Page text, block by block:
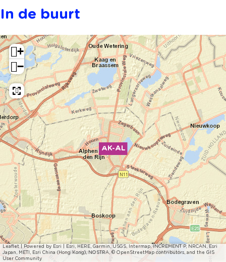
In de buurt
AK-AL
+
−
Leaflet
Powered by Esri | Esri, HERE, Garmin, USGS, Intermap, INCREMENT P, NRCAN, Esri
Japan, METI, Esri China (Hong Kong), NOSTRA, © OpenStreetMap contributors, and the GIS
User Community